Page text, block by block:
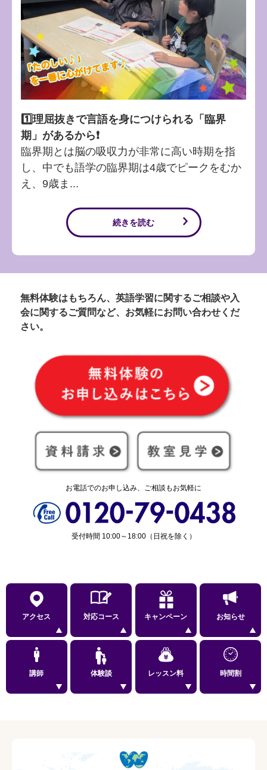
1️⃣理屈抜きで言語を身につけられる「臨界
期」があるから❗️
臨界期とは脳の吸収力が非常に高い時期を指
し、中でも語学の臨界期は4歳でピークをむか
え、9歳ま...
続きを読む
無料体験はもちろん、英語学習に関するご相談や入
会に関するご質問など、お気軽にお問い合わせくだ
さい。
お電話でのお申し込み、ご相談もお気軽に
受付時間 10:00～18:00（日祝を除く）
アクセス 対応コース キャンペーン お知らせ
講師 体験談 レッスン料 時間割